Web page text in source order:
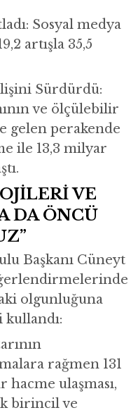
Sosyal medya
artışla 35,5
Sürdürdü:
ve ölçülebilir
gelen perakende
ile 13,3 milyar
VE
DA ÖNCÜ
Başkanı Cüneyt
olgunluğuna
rağmen 131
ulaşması,
birincil ve